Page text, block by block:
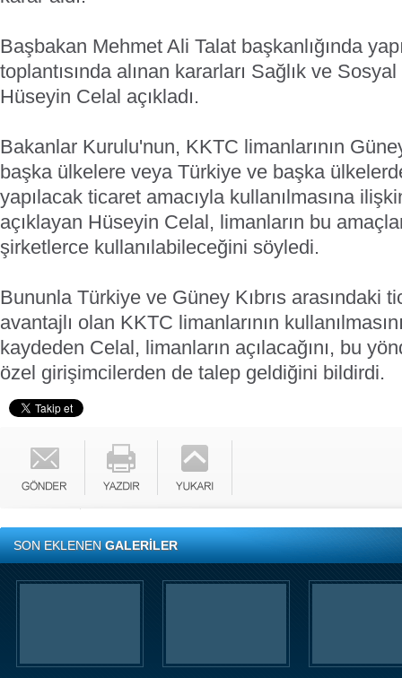
Başbakan Mehmet Ali Talat başkanlığında
toplantısında alınan kararları Sağlık ve Sosyal
Hüseyin Celal açıkladı.
Bakanlar Kurulu'nun, KKTC limanlarının
başka ülkelere veya Türkiye ve başka
yapılacak ticaret amacıyla kullanılmasına
açıklayan Hüseyin Celal, limanların bu
şirketlerce kullanılabileceğini söyledi.
Bununla Türkiye ve Güney Kıbrıs arasındaki
avantajlı olan KKTC limanlarının
kaydeden Celal, limanların açılacağını, bu
özel girişimcilerden de talep geldiğini bildirdi.
SON EKLENENGALERİLER